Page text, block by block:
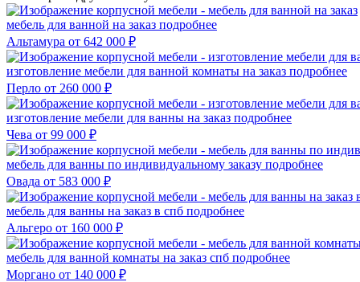
мебель для ванной на заказ подробнее
Альтамура от 642 000 ₽
изготовление мебели для ванной комнаты на заказ подробнее
Перло от 260 000 ₽
изготовление мебели для ванны на заказ подробнее
Чева от 99 000 ₽
мебель для ванны по индивидуальному заказу подробнее
Овада от 583 000 ₽
мебель для ванны на заказ в спб подробнее
Альгеро от 160 000 ₽
мебель для ванной комнаты на заказ спб подробнее
Моргано от 140 000 ₽